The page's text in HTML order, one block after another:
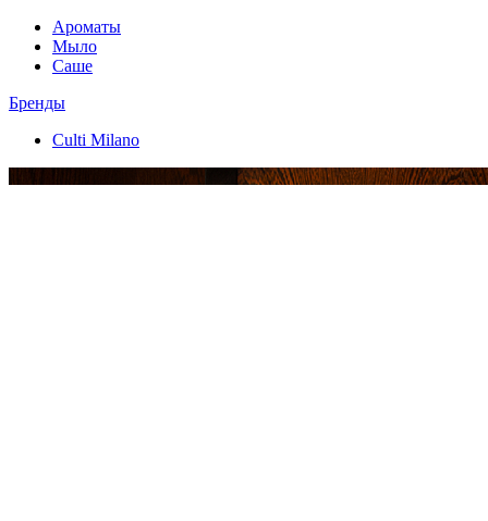
Ароматы
Мыло
Саше
Бренды
Culti Milano